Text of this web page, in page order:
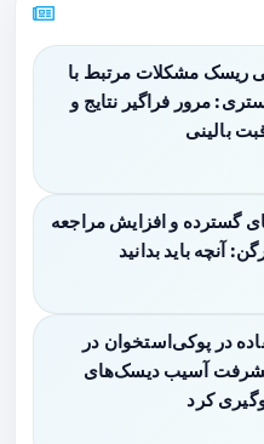
ریسک مشکلات مرتبط با
مرور فراگیر نتایج و
بالینی
گسترده و افزایش مراجعه
آنچه باید بدانید
در پوکی‌استخوان در
آسیب دیسک‌های
کرد